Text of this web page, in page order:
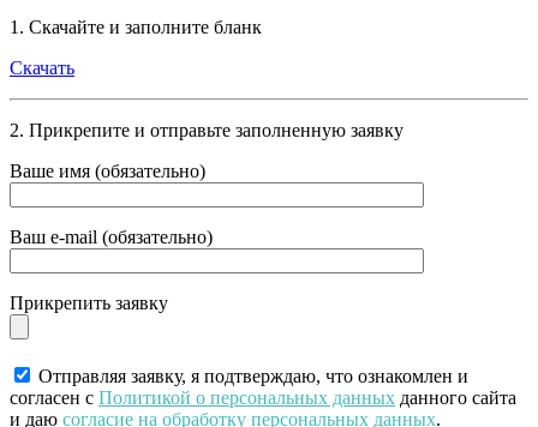
1. Скачайте и заполните бланк
Скачать
2. Прикрепите и отправьте заполненную заявку
Ваше имя (обязательно)
Ваш e-mail (обязательно)
Прикрепить заявку
Отправляя заявку, я подтверждаю, что ознакомлен и
согласен с Политикой о персональных данных данного сайта
и даю согласие на обработку персональных данных.